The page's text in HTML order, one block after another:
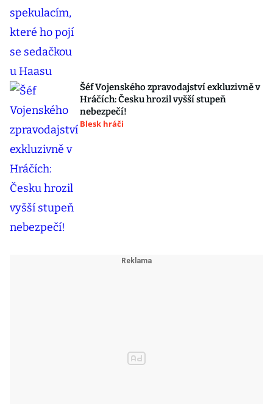
Šéf Vojenského zpravodajství exkluzivně v
Hráčích: Česku hrozil vyšší stupeň
nebezpečí!
Blesk hráči